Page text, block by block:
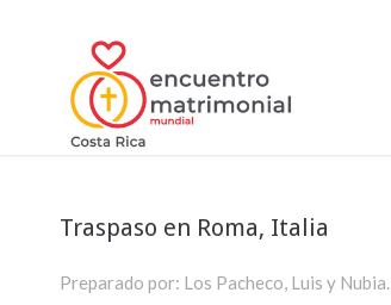
Traspaso en Roma, Italia
Preparado por: Los Pacheco, Luis y Nubia.